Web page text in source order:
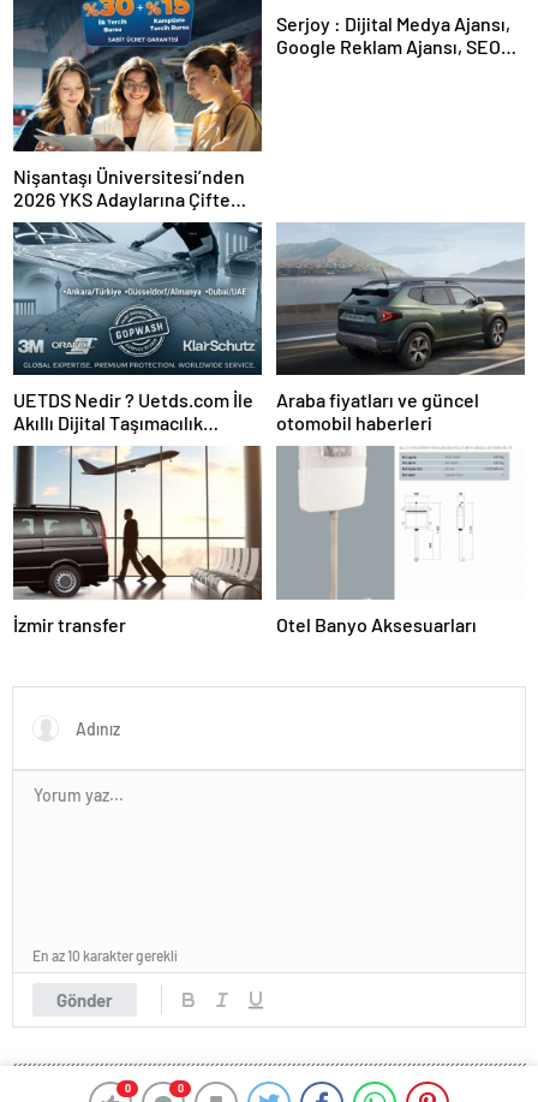
0 0
Nişantaşı Üniversitesi’nden
2026 YKS Adaylarına Çifte
Güvence: Sabit Ücret ve
Kesintisiz Burs
Serjoy : Dijital Medya Ajansı,
Google Reklam Ajansı, SEO
UETDS Nedir ? Uetds.com İle
Akıllı Dijital Taşımacılık
Yazılımı
Araba fiyatları ve güncel
otomobil haberleri
İzmir transfer Otel Banyo Aksesuarları
Gönder
En az 10 karakter gerekli